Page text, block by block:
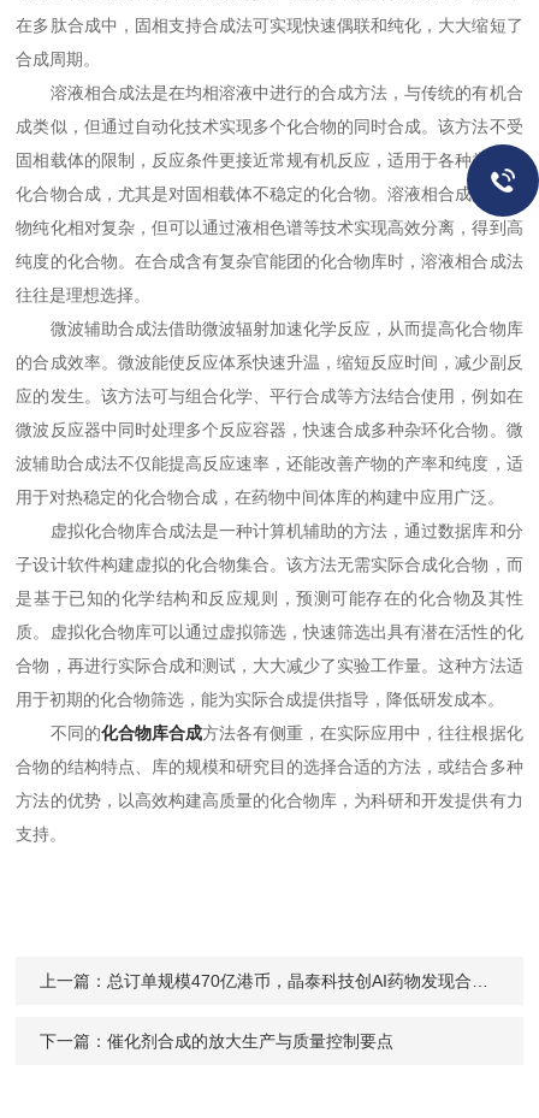
在多肽合成中，固相支持合成法可实现快速偶联和纯化，大大缩短了
合成周期。​
溶液相合成法是在均相溶液中进行的合成方法，与传统的有机合
成类似，但通过自动化技术实现多个化合物的同时合成。该方法不受
固相载体的限制，反应条件更接近常规有机反应，适用于各种类型的
化合物合成，尤其是对固相载体不稳定的化合物。溶液相合成法的产
物纯化相对复杂，但可以通过液相色谱等技术实现高效分离，得到高
纯度的化合物。在合成含有复杂官能团的化合物库时，溶液相合成法
往往是理想选择。​
微波辅助合成法借助微波辐射加速化学反应，从而提高化合物库
的合成效率。微波能使反应体系快速升温，缩短反应时间，减少副反
应的发生。该方法可与组合化学、平行合成等方法结合使用，例如在
微波反应器中同时处理多个反应容器，快速合成多种杂环化合物。微
波辅助合成法不仅能提高反应速率，还能改善产物的产率和纯度，适
用于对热稳定的化合物合成，在药物中间体库的构建中应用广泛。​
虚拟化合物库合成法是一种计算机辅助的方法，通过数据库和分
子设计软件构建虚拟的化合物集合。该方法无需实际合成化合物，而
是基于已知的化学结构和反应规则，预测可能存在的化合物及其性
质。虚拟化合物库可以通过虚拟筛选，快速筛选出具有潜在活性的化
合物，再进行实际合成和测试，大大减少了实验工作量。这种方法适
用于初期的化合物筛选，能为实际合成提供指导，降低研发成本。​
不同的化合物库合成方法各有侧重，在实际应用中，往往根据化
合物的结构特点、库的规模和研究目的选择合适的方法，或结合多种
方法的优势，以高效构建高质量的化合物库，为科研和开发提供有力
支持。​
上一篇： 总订单规模470亿港币，晶泰科技创AI药物发现合作订单新纪录
下一篇：催化剂合成的放大生产与质量控制要点